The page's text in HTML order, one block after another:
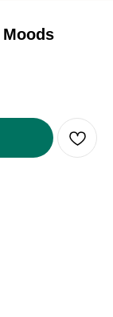
Moods